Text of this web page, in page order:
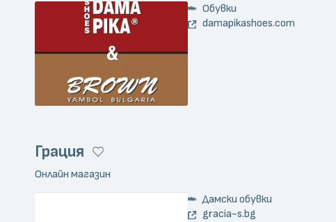
Обувки
damapikashoes.com
Грация
Онлайн магазин
Дамски обувки
gracia-s.bg